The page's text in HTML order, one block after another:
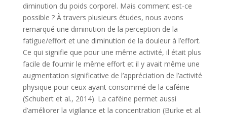
diminution du poids corporel. Mais comment est-ce
possible ? À travers plusieurs études, nous avons
remarqué une diminution de la perception de la
fatigue/effort et une diminution de la douleur à l’effort.
Ce qui signifie que pour une même activité, il était plus
facile de fournir le même effort et il y avait même une
augmentation significative de l’appréciation de l’activité
physique pour ceux ayant consommé de la caféine
(Schubert et al., 2014). La caféine permet aussi
d’améliorer la vigilance et la concentration (Burke et al.